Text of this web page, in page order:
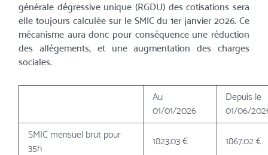
générale dégressive unique (RGDU) des cotisations sera
elle toujours calculée sur le SMIC du 1er janvier 2026. Ce
mécanisme aura donc pour conséquence une réduction
des allégements, et une augmentation des charges
sociales.
Au
01/01/2026
Depuis le
01/06/
SMIC mensuel brut pour
35h
1823.03 € 1867.02 €